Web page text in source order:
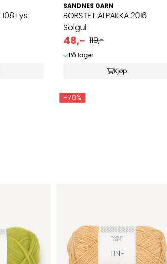
Lys
SANDNES GARN
BØRSTET ALPAKKA 2016
Solgul
48,- 119,-
På lager
Kjøp
-70%